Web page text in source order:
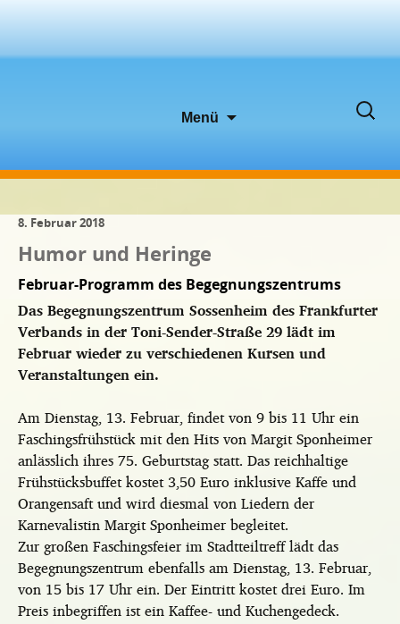
Menü
Suchen
8. Februar 2018
Humor und Heringe
Februar-Programm des Begegnungszentrums
Das Begegnungszentrum Sossenheim des Frankfurter
Verbands in der Toni-Sender-Straße 29 lädt im
Februar wieder zu verschiedenen Kursen und
Veranstaltungen ein.
Am Dienstag, 13. Februar, findet von 9 bis 11 Uhr ein
Faschingsfrühstück mit den Hits von Margit Sponheimer
anlässlich ihres 75. Geburtstag statt. Das reichhaltige
Frühstücksbuffet kostet 3,50 Euro inklusive Kaffe und
Orangensaft und wird diesmal von Liedern der
Karnevalistin Margit Sponheimer begleitet.
Zur großen Faschingsfeier im Stadtteiltreff lädt das
Begegnungszentrum ebenfalls am Dienstag, 13. Februar,
von 15 bis 17 Uhr ein. Der Eintritt kostet drei Euro. Im
Preis inbegriffen ist ein Kaffee- und Kuchengedeck.